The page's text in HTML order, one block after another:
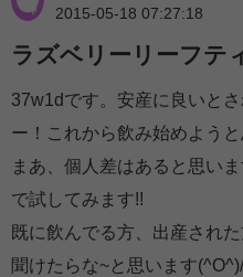
2015-05-18 07:27:18
ラズベリーリーフテ
37w1dです。安産に良いと
ー！これから飲み始めよう
まあ、個人差はあると思い
で試してみます!!
既に飲んでる方、出産され
聞けたらな~と思います(^O^)/